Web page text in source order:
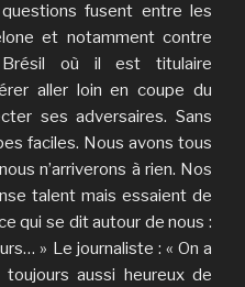
fusent entre les
et notamment contre
Brésil où il est titulaire
aller loin en coupe du
ses adversaires. Sans
faciles. Nous avons tous
n’arriverons à rien. Nos
talent mais essaient de
qui se dit autour de nous :
» Le journaliste : « On a
toujours aussi heureux de